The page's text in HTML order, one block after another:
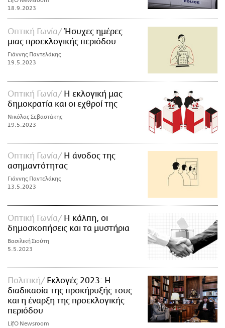
18.9.2023
Οπτική Γωνία
Ήσυχες ημέρες
μιας προεκλογικής περιόδου
Γιάννης Παντελάκης
19.5.2023
Οπτική Γωνία
Η εκλογική μας
δημοκρατία και οι εχθροί της
Νικόλας Σεβαστάκης
19.5.2023
Οπτική Γωνία
Η άνοδος της
ασημαντότητας
Γιάννης Παντελάκης
13.5.2023
Οπτική Γωνία
Η κάλπη, οι
δημοσκοπήσεις και τα μυστήρια
Βασιλική Σιούτη
5.5.2023
Πολιτική
Εκλογές 2023: Η
διαδικασία της προκήρυξής τους
και η έναρξη της προεκλογικής
περιόδου
LifO Newsroom